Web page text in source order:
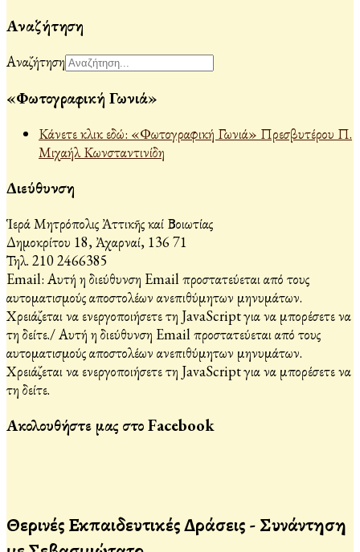
Αναζήτηση
Αναζήτηση
«Φωτογραφική Γωνιά»
Κάνετε κλικ εδώ: «Φωτογραφική Γωνιά» Πρεσβυτέρου Π.
Μιχαήλ Κωνσταντινίδη
Διεύθυνση
Ἱερά Μητρόπολις Ἀττικῆς καί Βοιωτίας
Δημοκρίτου 18, Ἀχαρναί, 136 71
Τηλ. 210 2466385
Email: Αυτή η διεύθυνση Email προστατεύεται από τους
αυτοματισμούς αποστολέων ανεπιθύμητων μηνυμάτων.
Χρειάζεται να ενεργοποιήσετε τη JavaScript για να μπορέσετε να
τη δείτε./Αυτή η διεύθυνση Email προστατεύεται από τους
αυτοματισμούς αποστολέων ανεπιθύμητων μηνυμάτων.
Χρειάζεται να ενεργοποιήσετε τη JavaScript για να μπορέσετε να
τη δείτε.
Ακολουθήστε μας στο Facebook
Θερινές Εκπαιδευτικές Δράσεις - Συνάντηση